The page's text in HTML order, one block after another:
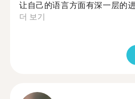
让自己的语言方面有深一层的
더 보기